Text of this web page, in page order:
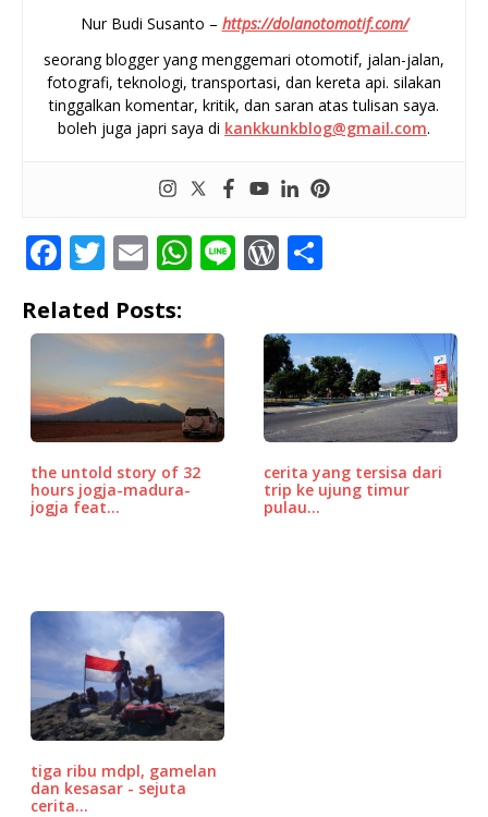
Nur Budi Susanto – https://dolanotomotif.com/
seorang blogger yang menggemari otomotif, jalan-jalan,
fotografi, teknologi, transportasi, dan kereta api. silakan
tinggalkan komentar, kritik, dan saran atas tulisan saya.
boleh juga japri saya di kankkunkblog@gmail.com.
F
c
e
b
o
o
k
T
it
te
r
E
ai
W
at
s
A
p
p
Li W
r
d
P
r
e
ss
ar
e
Related Posts:
the untold story of 32
hours jogja-madura-
jogja feat…
cerita yang tersisa dari
trip ke ujung timur
pulau…
tiga ribu mdpl, gamelan
dan kesasar - sejuta
cerita…